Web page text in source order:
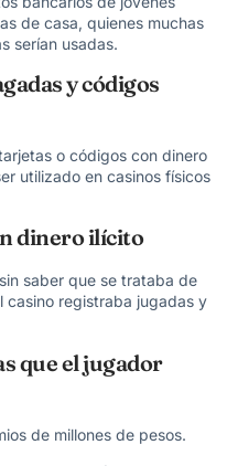
de casa, quienes muchas
serían usadas.
y códigos
o códigos con dinero
utilizado en casinos físicos
dinero ilícito
saber que se trataba de
casino registraba jugadas y
que el jugador
de millones de pesos.